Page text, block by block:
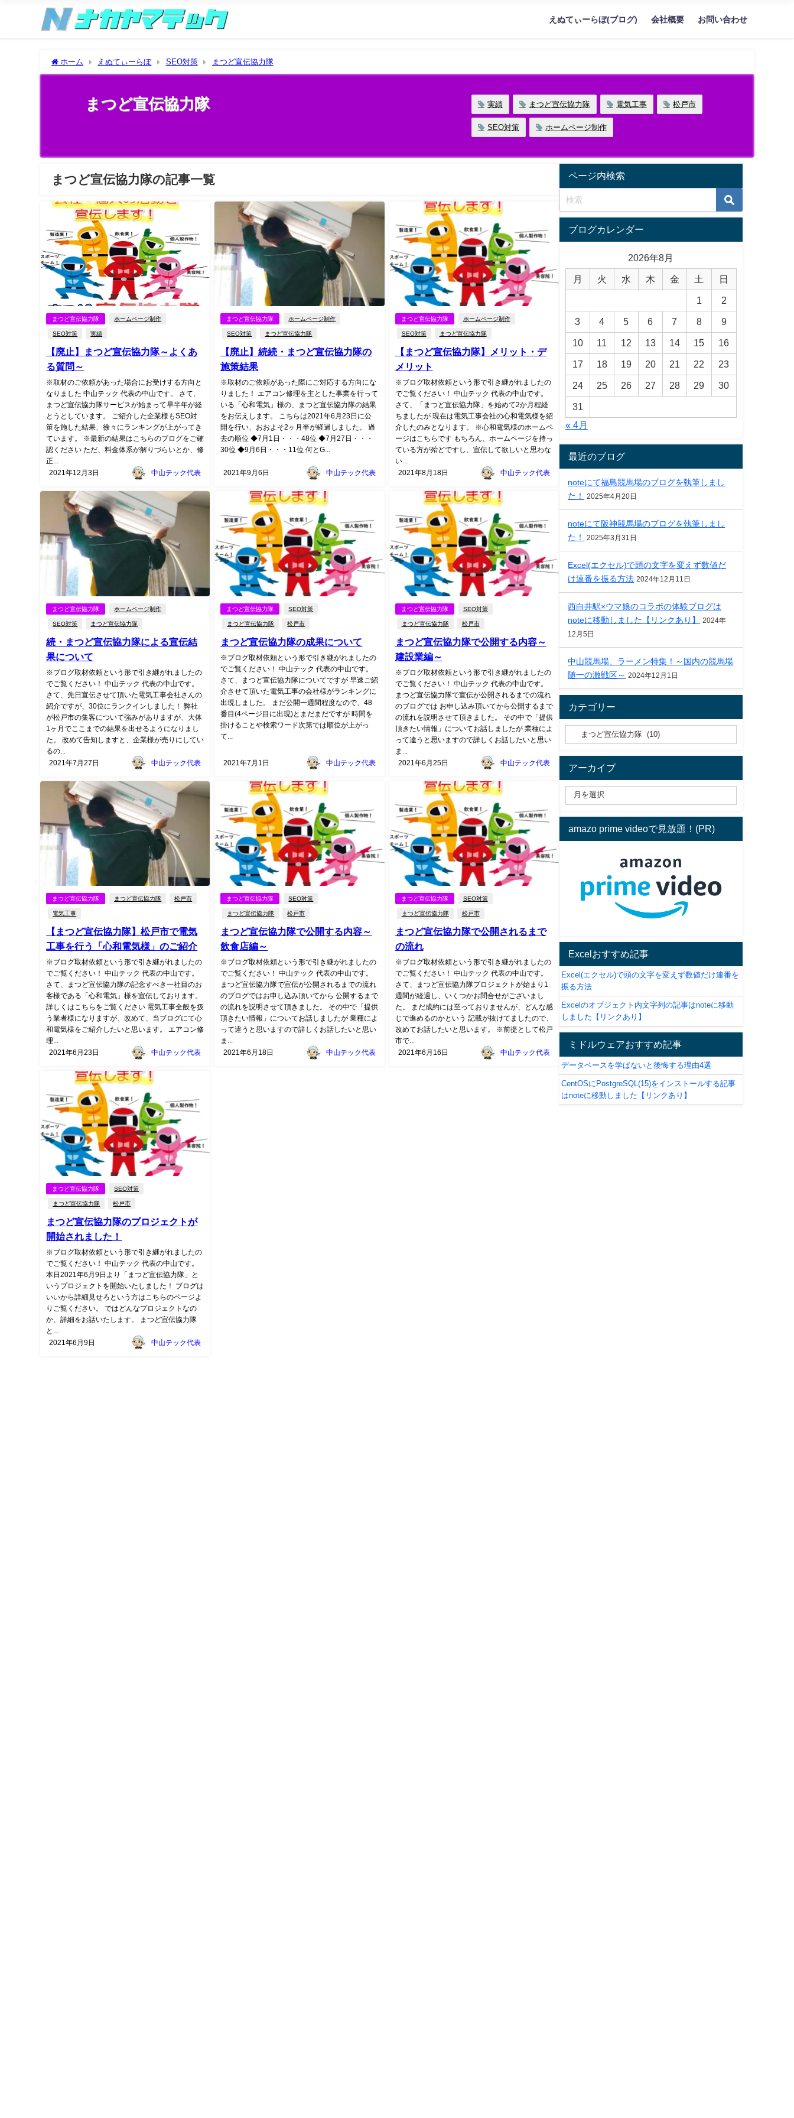
えぬてぃーらぼ(ブログ) 会社概要 お問い合わせ
ホーム えぬてぃーらぼ SEO対策 まつど宣伝協力隊
まつど宣伝協力隊 実績 まつど宣伝協力隊 電気工事 松戸市
SEO対策 ホームページ制作
まつど宣伝協力隊の記事一覧
まつど宣伝協力隊 ホームページ制作
SEO対策 実績
【廃止】まつど宣伝協力隊～よくあ
る質問～
※取材のご依頼があった場合にお受けする方向と
なりました 中山テック 代表の中山です。 さて、
まつど宣伝協力隊サービスが始まって早半年が経
とうとしています。 ご紹介した企業様もSEO対
策を施した結果、徐々にランキングが上がってき
ています。 ※最新の結果はこちらのブログをご確
認ください ただ、料金体系が解りづらいとか、修
正...
2021年12月3日
中山テック代表
まつど宣伝協力隊 ホームページ制作
SEO対策 まつど宣伝協力隊
【廃止】続続・まつど宣伝協力隊の
施策結果
※取材のご依頼があった際にご対応する方向にな
りました！ エアコン修理を主とした事業を行って
いる「心和電気」様の、まつど宣伝協力隊の結果
をお伝えします。 こちらは2021年6月23日に公
開を行い、おおよそ2ヶ月半が経過しました。 過
去の順位 ◆7月1日・・・48位 ◆7月27日・・・
30位 ◆9月6日・・・11位 何とG...
2021年9月6日 中山テック代表
まつど宣伝協力隊 ホームページ制作
SEO対策 まつど宣伝協力隊
【まつど宣伝協力隊】メリット・デ
メリット
※ブログ取材依頼という形で引き継がれましたの
でご覧ください！ 中山テック 代表の中山です。
さて、「まつど宣伝協力隊」を始めて2か月程経
ちましたが 現在は電気工事会社の心和電気様を紹
介したのみとなります。 ※心和電気様のホームペ
ージはこちらです もちろん、ホームページを持っ
ている方が殆どですし、宣伝して欲しいと思わな
い...
2021年8月18日
中山テック代表
まつど宣伝協力隊 ホームページ制作
SEO対策 まつど宣伝協力隊
続・まつど宣伝協力隊による宣伝結
果について
※ブログ取材依頼という形で引き継がれましたの
でご覧ください！ 中山テック 代表の中山です。
さて、先日宣伝させて頂いた電気工事会社さんの
紹介ですが、30位にランクインしました！ 弊社
が松戸市の集客について強みがありますが、大体
1ヶ月でここまでの結果を出せるようになりまし
た。 改めて告知しますと、企業様が売りにしてい
るの...
2021年7月27日
中山テック代表
まつど宣伝協力隊 SEO対策
まつど宣伝協力隊 松戸市
まつど宣伝協力隊の成果について
※ブログ取材依頼という形で引き継がれましたの
でご覧ください！ 中山テック 代表の中山です。
さて、まつど宣伝協力隊についてですが 早速ご紹
介させて頂いた電気工事の会社様がランキングに
出現しました。 まだ公開一週間程度なので、48
番目(4ページ目に出現)とまだまだですが 時間を
掛けることや検索ワード次第では順位が上がっ
て...
2021年7月1日 中山テック代表
まつど宣伝協力隊 SEO対策
まつど宣伝協力隊 松戸市
まつど宣伝協力隊で公開する内容～
建設業編～
※ブログ取材依頼という形で引き継がれましたの
でご覧ください！ 中山テック 代表の中山です。
まつど宣伝協力隊で宣伝が公開されるまでの流れ
のブログでは お申し込み頂いてから公開するまで
の流れを説明させて頂きました。 その中で「提供
頂きたい情報」についてお話しましたが 業種によ
って違うと思いますので詳しくお話したいと思い
ま...
2021年6月25日
中山テック代表
まつど宣伝協力隊 まつど宣伝協力隊 松戸市
電気工事
【まつど宣伝協力隊】松戸市で電気
工事を行う「心和電気様」のご紹介
※ブログ取材依頼という形で引き継がれましたの
でご覧ください！ 中山テック 代表の中山です。
さて、まつど宣伝協力隊の記念すべき一社目のお
客様である「心和電気」様を宣伝しております。
詳しくはこちらをご覧ください 電気工事全般を扱
う業者様になりますが、改めて、当ブログにて心
和電気様をご紹介したいと思います。 エアコン修
理...
2021年6月23日
中山テック代表
まつど宣伝協力隊 SEO対策
まつど宣伝協力隊 松戸市
まつど宣伝協力隊で公開する内容～
飲食店編～
※ブログ取材依頼という形で引き継がれましたの
でご覧ください！ 中山テック 代表の中山です。
まつど宣伝協力隊で宣伝が公開されるまでの流れ
のブログではお申し込み頂いてから 公開するまで
の流れを説明させて頂きました。 その中で「提供
頂きたい情報」についてお話しましたが 業種によ
って違うと思いますので詳しくお話したいと思い
ま...
2021年6月18日
中山テック代表
まつど宣伝協力隊 SEO対策
まつど宣伝協力隊 松戸市
まつど宣伝協力隊で公開されるまで
の流れ
※ブログ取材依頼という形で引き継がれましたの
でご覧ください！ 中山テック 代表の中山です。
さて、まつど宣伝協力隊プロジェクトが始まり1
週間が経過し、いくつかお問合せがございまし
た。 まだ成約には至っておりませんが、どんな感
じで進めるのかという 記載が抜けてましたので、
改めてお話したいと思います。 ※前提として松戸
市で...
2021年6月16日
中山テック代表
まつど宣伝協力隊 SEO対策
まつど宣伝協力隊 松戸市
まつど宣伝協力隊のプロジェクトが
開始されました！
※ブログ取材依頼という形で引き継がれましたの
でご覧ください！ 中山テック 代表の中山です。
本日2021年6月9日より「まつど宣伝協力隊」と
いうプロジェクトを開始いたしました！ ブログは
いいから詳細見せろという方はこちらのページよ
りご覧ください。 ではどんなプロジェクトなの
か、詳細をお話いたします。 まつど宣伝協力隊
と...
2021年6月9日
中山テック代表
ページ内検索
ブログカレンダー
2026年8月
月 火 水 木 金 土 日
1 2
3 4 5 6 7 8 9
10 11 12 13 14 15 16
17 18 19 20 21 22 23
24 25 26 27 28 29 30
31
« 4月
最近のブログ
noteにて福島競馬場のブログを執筆しまし
た！
2025年4月20日
noteにて阪神競馬場のブログを執筆しまし
た！
2025年3月31日
Excel(エクセル)で頭の文字を変えず数値だ
け連番を振る方法 2024年12月11日
西白井駅×ウマ娘のコラボの体験ブログは
noteに移動しました【リンクあり】
2024年
12月5日
中山競馬場、ラーメン特集！～国内の競馬場
随一の激戦区～ 2024年12月1日
カテゴリー
アーカイブ
amazo prime videoで見放題！(PR)
Excelおすすめ記事
Excel(エクセル)で頭の文字を変えず数値だけ連番を
振る方法
Excelのオブジェクト内文字列の記事はnoteに移動
しました【リンクあり】
ミドルウェアおすすめ記事
データベースを学ばないと後悔する理由4選
CentOSにPostgreSQL(15)をインストールする記事
はnoteに移動しました【リンクあり】